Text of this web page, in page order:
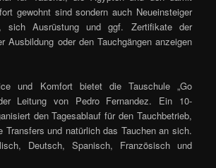
gewohnt sind sondern auch Neueinsteiger
sich Ausrüstung und ggf. Zertifikate der
Ausbildung oder den Tauchgängen anzeigen
und Komfort bietet die Tauschule „Go
Leitung von Pedro Fernandez. Ein 10-
den Tagesablauf für den Tauchbetrieb,
Transfers und natürlich das Tauchen an sich.
Deutsch, Spanisch, Französisch und